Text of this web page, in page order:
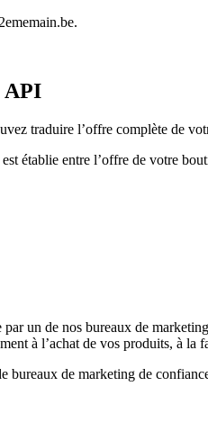
API
traduire l’offre complète de
établie entre l’offre de votre
un de nos bureaux de
à l’achat de vos produits, à
de marketing de